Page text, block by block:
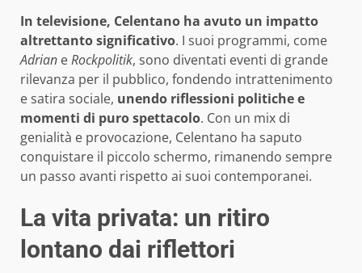
In televisione, Celentano ha avuto un impatto
altrettanto significativo. I suoi programmi, come
Adrian eRockpolitik, sono diventati eventi di grande
rilevanza per il pubblico, fondendo intrattenimento
e satira sociale, unendo riflessioni politiche e
momenti di puro spettacolo. Con un mix di
genialità e provocazione, Celentano ha saputo
conquistare il piccolo schermo, rimanendo sempre
un passo avanti rispetto ai suoi contemporanei.
La vita privata: un ritiro
lontano dai riflettori